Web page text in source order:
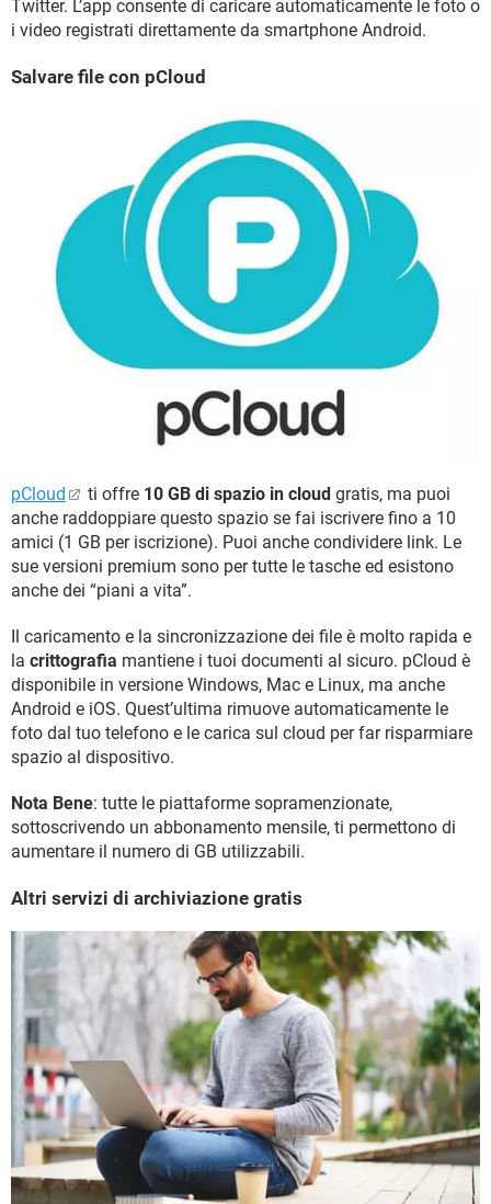
Twitter. L’app consente di caricare automaticamente le foto o
i video registrati direttamente da smartphone Android.
Salvare file con pCloud
pCloud ti offre 10 GB di spazio in cloud gratis, ma puoi
anche raddoppiare questo spazio se fai iscrivere fino a 10
amici (1 GB per iscrizione). Puoi anche condividere link. Le
sue versioni premium sono per tutte le tasche ed esistono
anche dei “piani a vita”.
Il caricamento e la sincronizzazione dei file è molto rapida e
la crittografia mantiene i tuoi documenti al sicuro. pCloud è
disponibile in versione Windows, Mac e Linux, ma anche
Android e iOS. Quest’ultima rimuove automaticamente le
foto dal tuo telefono e le carica sul cloud per far risparmiare
spazio al dispositivo.
Nota Bene: tutte le piattaforme sopramenzionate,
sottoscrivendo un abbonamento mensile, ti permettono di
aumentare il numero di GB utilizzabili.
Altri servizi di archiviazione gratis